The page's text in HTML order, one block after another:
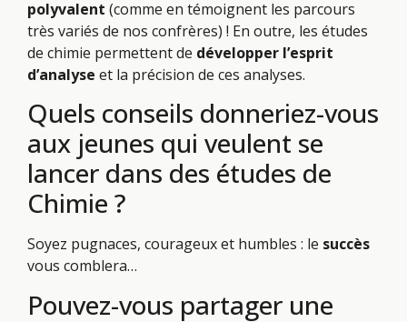
polyvalent (comme en témoignent les parcours
très variés de nos confrères) ! En outre, les études
de chimie permettent de développer l’esprit
d’analyse et la précision de ces analyses.
Quels conseils donneriez-vous
aux jeunes qui veulent se
lancer dans des études de
Chimie ?
Soyez pugnaces, courageux et humbles : le succès
vous comblera…
Pouvez-vous partager une